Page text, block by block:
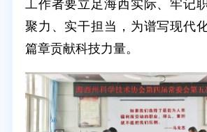
工作者要立足海西实际、牢记
聚力、实干担当，为谱写现代
篇章贡献科技力量。